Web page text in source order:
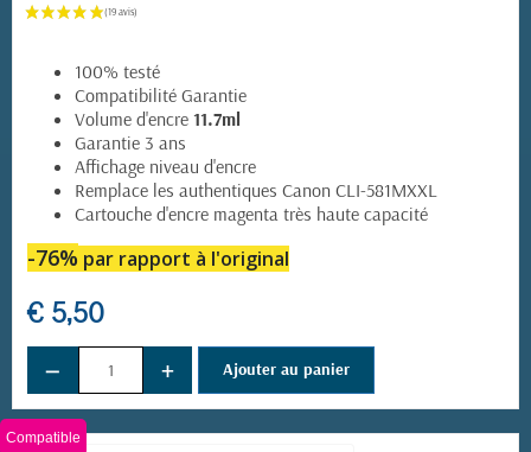
100% testé
Compatibilité Garantie
Volume d'encre 11.7ml
Garantie 3 ans
Affichage niveau d'encre
Remplace les authentiques Canon CLI-581MXXL
Cartouche d'encre magenta très haute capacité
-76% par rapport à l'original
€ 5,50
− + Ajouter au panier
Compatible